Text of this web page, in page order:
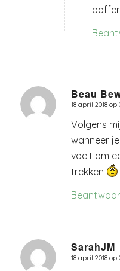
Beau
zegt:
18 april 2018 op
Volgens
wanneer
voelt om
trekken
SarahJM
zegt:
18 april 2018 op